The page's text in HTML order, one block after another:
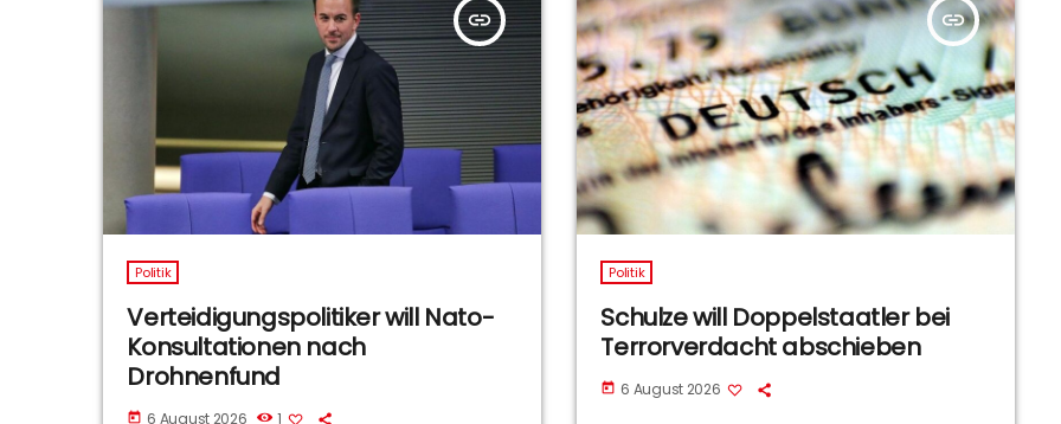
insert_link
Politik
Verteidigungspolitiker will Nato-
Konsultationen nach
Drohnenfund
today 6 August 2026 1
insert_link
Politik
Schulze will Doppelstaatler bei
Terrorverdacht abschieben
today 6 August 2026